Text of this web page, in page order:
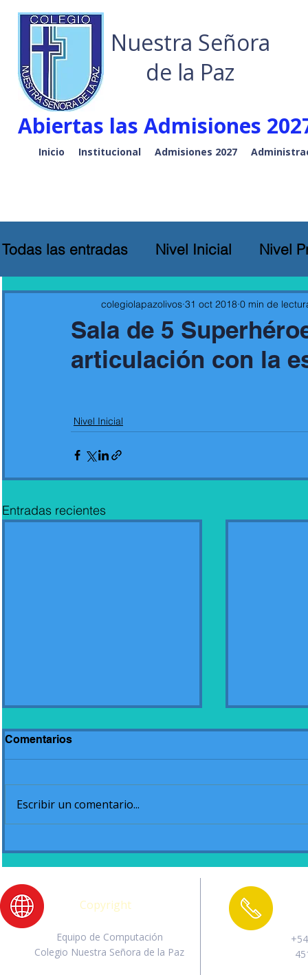
Inicio Institucional Admisiones 2027
Todas las entradas Nivel Inicial Nivel
Sala de 5
articulación con la
colegiolapazolivos 31 oct 2018 0 min de
Nivel Inicial
Entradas recientes
Ciclo 2020
Primaria y
Comentarios
Escribir un comentario...
Nuestra Señora
de la Paz
Abiertas las Admisiones
Copyright
Equipo de Computación
Colegio Nuestra Señora de la Paz